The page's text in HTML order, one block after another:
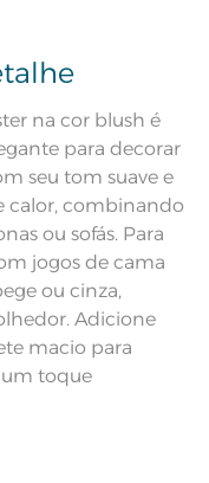
de pelo curto ultra macio
Acabamento com bordo
no mesmo
ou delicado de
água;
e sabão;
etiqueta.
na cor blush é
para decorar
seu tom suave e
calor, combinando
ou sofás. Para
jogos de cama
ou cinza,
Adicione
macio para
toque